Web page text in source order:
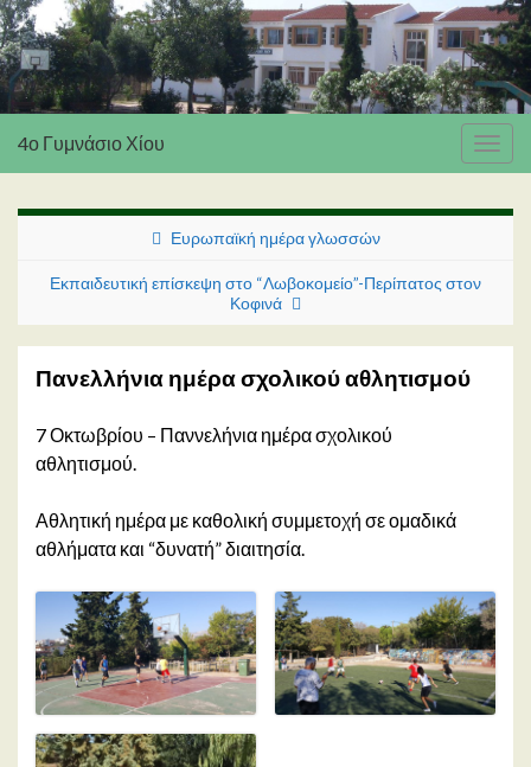
4ο Γυμνάσιο Χίου
Ευρωπαϊκή ημέρα γλωσσών
Εκπαιδευτική επίσκεψη στο “Λωβοκομείο”-Περίπατος στον
Κοφινά
Πανελλήνια ημέρα σχολικού αθλητισμού
7 Οκτωβρίου – Παννελήνια ημέρα σχολικού
αθλητισμού.
Αθλητική ημέρα με καθολική συμμετοχή σε ομαδικά
αθλήματα και “δυνατή” διαιτησία.